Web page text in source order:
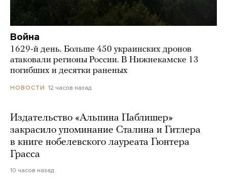
Война
1629-й день. Больше 450 украинских дронов
атаковали регионы России. В Нижнекамске 13
погибших и десятки раненых
НОВОСТИ 12 часов назад
Издательство «Альпина Паблишер»
закрасило упоминание Сталина и Гитлера
в книге нобелевского лауреата Гюнтера
Грасса
10 часов назад